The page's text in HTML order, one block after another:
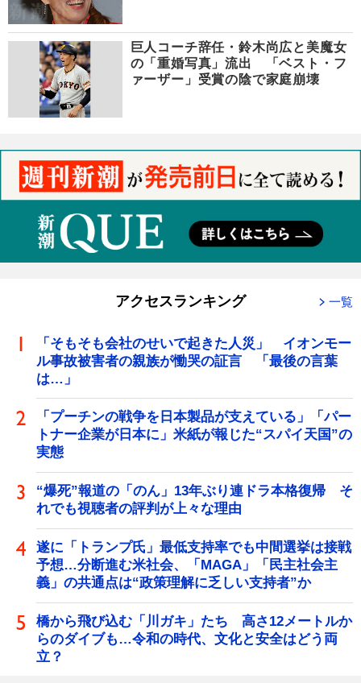
巨人コーチ辞任・鈴木尚広と美魔女
の「重婚写真」流出 「ベスト・フ
ァーザー」受賞の陰で家庭崩壊
アクセスランキング 一覧
「そもそも会社のせいで起きた人災」 イオンモー
ル事故被害者の親族が慟哭の証言 「最後の言葉
は…」
「プーチンの戦争を日本製品が支えている」「パー
トナー企業が日本に」米紙が報じた“スパイ天国”の
実態
“爆死”報道の「のん」13年ぶり連ドラ本格復帰 そ
れでも視聴者の評判が上々な理由
遂に「トランプ氏」最低支持率でも中間選挙は接戦
予想…分断進む米社会、「MAGA」「民主社会主
義」の共通点は“政策理解に乏しい支持者”か
橋から飛び込む「川ガキ」たち 高さ12メートルか
らのダイブも…令和の時代、文化と安全はどう両
立？